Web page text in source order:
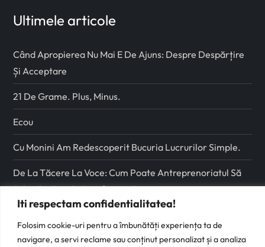
Iti respectam confidentialitatea!
Folosim cookie-uri pentru a îmbunătăți experiența ta de
navigare, a servi reclame sau conținut personalizat și a analiza
Ultimele articole
Când Apropierea Nu Mai E De Ajuns: Despre Despărțire
Și Acceptare
21 De Grame. Plus, Minus.
Ecou
Cu Monini Am Redescoperit Bucuria Lucrurilor Simple.
De La Tăcere La Voce: Cum Poate Antreprenoriatul Să
Schimbe Școala Românească
Urmareste-ma pe